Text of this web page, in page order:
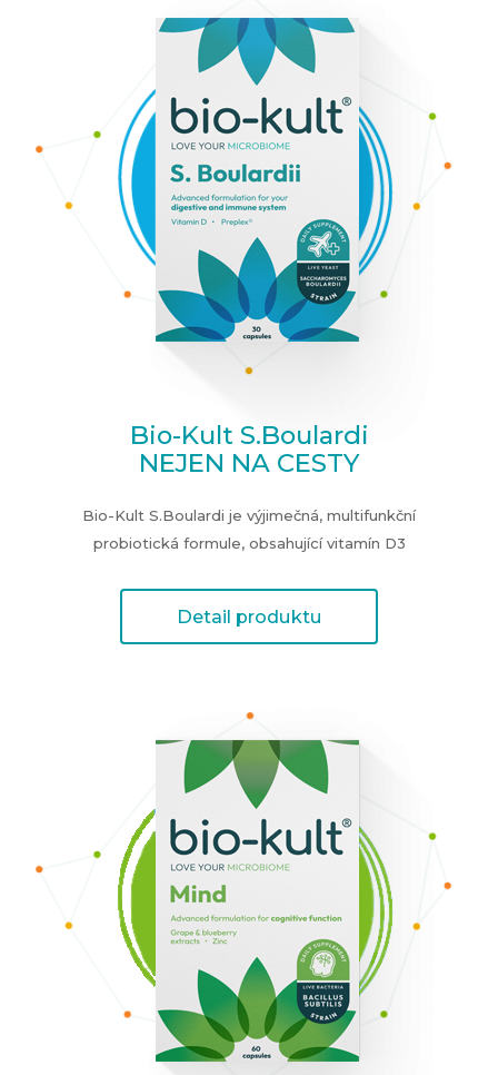
Bio-Kult S.Boulardi
NEJEN NA CESTY
Bio-Kult S.Boulardi je výjimečná, multifunkční
probiotická formule, obsahující vitamín D3
Detail produktu